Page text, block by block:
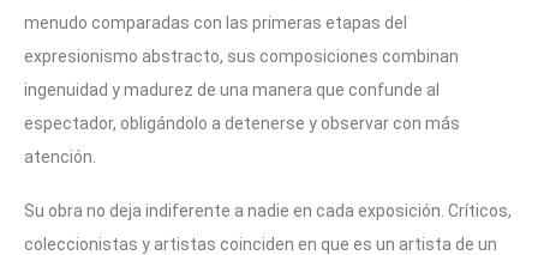
menudo comparadas con las primeras etapas del
expresionismo abstracto, sus composiciones combinan
ingenuidad y madurez de una manera que confunde al
espectador, obligándolo a detenerse y observar con más
atención.
Su obra no deja indiferente a nadie en cada exposición. Críticos,
coleccionistas y artistas coinciden en que es un artista de un